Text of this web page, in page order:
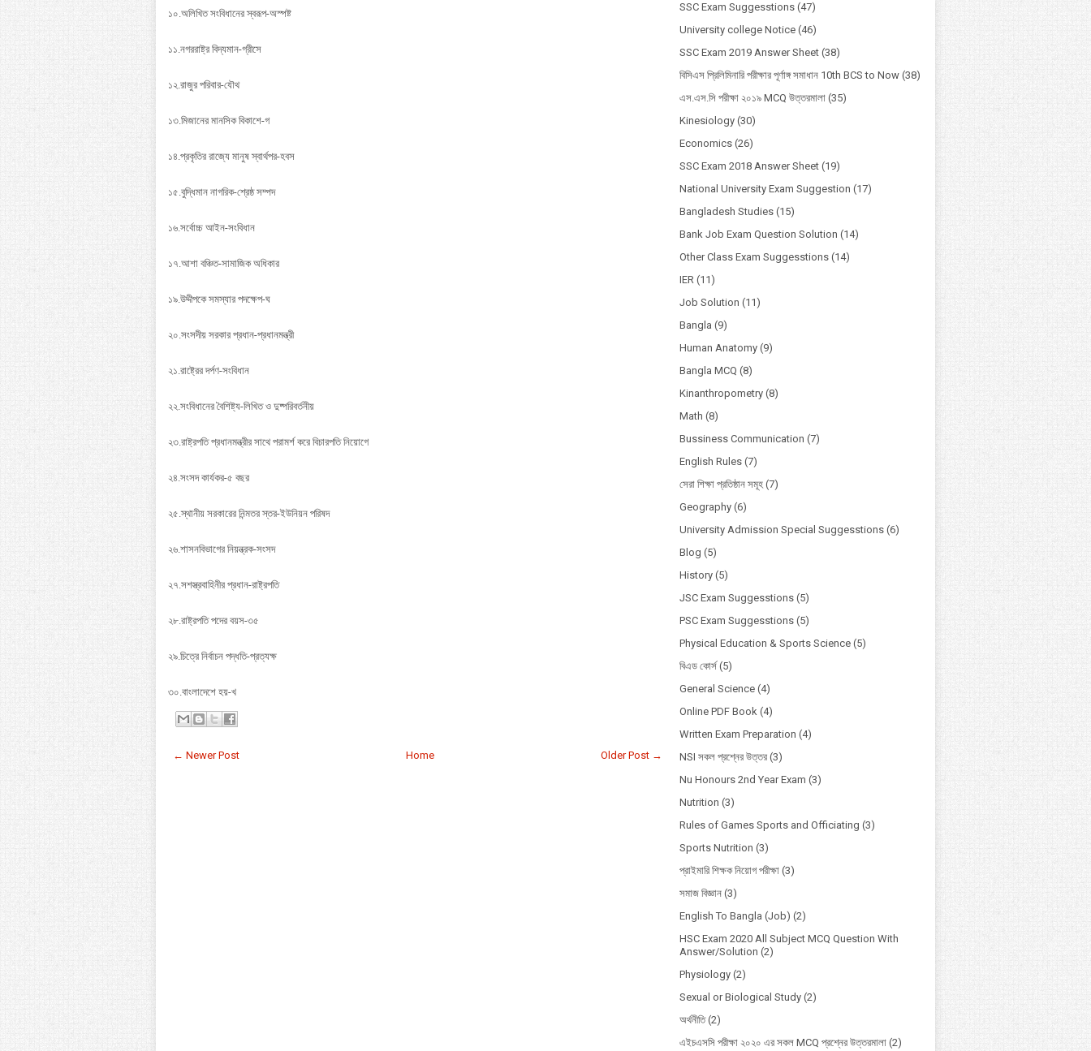
১০.অলিখিত সংবিধানের স্বরূপ-অস্পষ্ট
১১.নগররাষ্ট্র বিদ্যমান-গ্রীসে
১২.রাজুর পরিবার-যৌথ
১৩.মিজানের মানসিক বিকাশে-গ
১৪.প্রকৃতির রাজ্যে মানুষ স্বার্থপর-হবস
১৫.বুদ্ধিমান নাগরিক-শ্রেষ্ঠ সম্পদ
১৬.সর্বোচ্চ আইন-সংবিধান
১৭.আশা বঞ্চিত-সামাজিক অধিকার
১৯.উদ্দীপকে সমস্যার পদক্ষেপ-ঘ
২০.সংসদীয় সরকার প্রধান-প্রধানমন্ত্রী
২১.রাষ্ট্রের দর্পণ-সংবিধান
২২.সংবিধানের বৈশিষ্ট্য-লিখিত ও দুষ্পরিবর্তনীয়
২৩.রাষ্ট্রপতি প্রধানমন্ত্রীর সাথে পরামর্শ করে বিচারপতি নিয়োগে
২৪.সংসদ কার্যকর-৫ বছর
২৫.স্থানীয় সরকারের নিন্মতর স্তর-ইউনিয়ন পরিষদ
২৬.শাসনবিভাগের নিয়ন্ত্রক-সংসদ
২৭.সশস্ত্রবাহিনীর প্রধান-রাষ্ট্রপতি
২৮.রাষ্ট্রপতি পদের বয়স-৩৫
২৯.চিত্রে নির্বাচন পদ্ধতি-প্রত্যক্ষ
৩০.বাংলাদেশে হয়-খ
← Newer Post Older Post →
Home
SSC Exam Suggesstions (47)
University college Notice (46)
SSC Exam 2019 Answer Sheet (38)
বিসিএস প্রিলিমিনারি পরীক্ষার পূর্ণাঙ্গ সমাধান 10th BCS to Now (38)
এস.এস.সি পরীক্ষা ২০১৯ MCQ উত্তরমালা (35)
Kinesiology (30)
Economics (26)
SSC Exam 2018 Answer Sheet (19)
National University Exam Suggestion (17)
Bangladesh Studies (15)
Bank Job Exam Question Solution (14)
Other Class Exam Suggesstions (14)
IER (11)
Job Solution (11)
Bangla (9)
Human Anatomy (9)
Bangla MCQ (8)
Kinanthropometry (8)
Math (8)
Bussiness Communication (7)
English Rules (7)
সেরা শিক্ষা প্রতিষ্ঠান সমূহ (7)
Geography (6)
University Admission Special Suggesstions (6)
Blog (5)
History (5)
JSC Exam Suggesstions (5)
PSC Exam Suggesstions (5)
Physical Education & Sports Science (5)
বিএড কোর্স (5)
General Science (4)
Online PDF Book (4)
Written Exam Preparation (4)
NSI সকল প্রশ্নের উত্তর (3)
Nu Honours 2nd Year Exam (3)
Nutrition (3)
Rules of Games Sports and Officiating (3)
Sports Nutrition (3)
প্রাইমারি শিক্ষক নিয়োগ পরীক্ষা (3)
সমাজ বিজ্ঞান (3)
English To Bangla (Job) (2)
HSC Exam 2020 All Subject MCQ Question With
Answer/Solution (2)
Physiology (2)
Sexual or Biological Study (2)
অর্থনীতি (2)
এইচএসসি পরীক্ষা ২০২০ এর সকল MCQ প্রশ্নের উত্তরমালা (2)